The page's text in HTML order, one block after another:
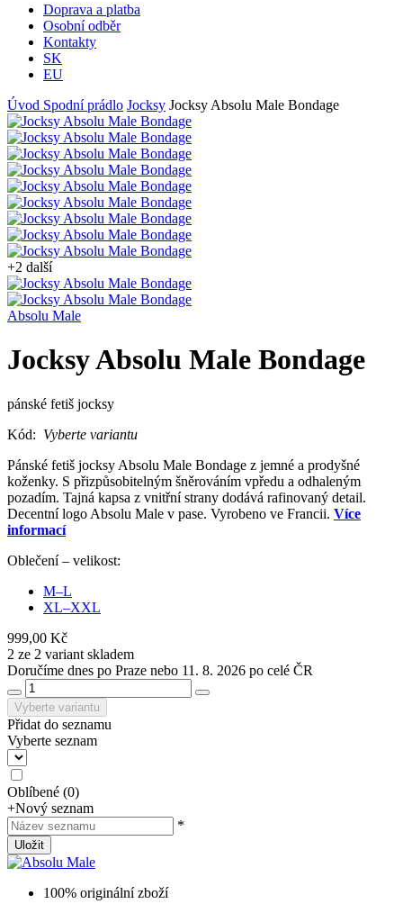
Doprava a platba
Osobní odběr
Kontakty
SK
EU
Úvod Spodní prádlo Jocksy Jocksy Absolu Male Bondage
+2 další
Absolu Male
Jocksy Absolu Male Bondage
pánské fetiš jocksy
Kód: Vyberte variantu
Pánské fetiš jocksy Absolu Male Bondage z jemné a prodyšné
koženky. S přizpůsobitelným šněrováním vpředu a odhaleným
pozadím. Tajná kapsa z vnitřní strany dodává rafinovaný detail.
Decentní logo Absolu Male v pase. Vyrobeno ve Francii. Více
informací
Oblečení – velikost:
M–L
XL–XXL
999,00 Kč
2 ze 2 variant skladem
Doručíme dnes po Praze nebo 11. 8. 2026 po celé ČR
Vyberte variantu
Přidat do seznamu
Vyberte seznam
Oblíbené (0)
+Nový seznam
*
Uložit
100% originální zboží